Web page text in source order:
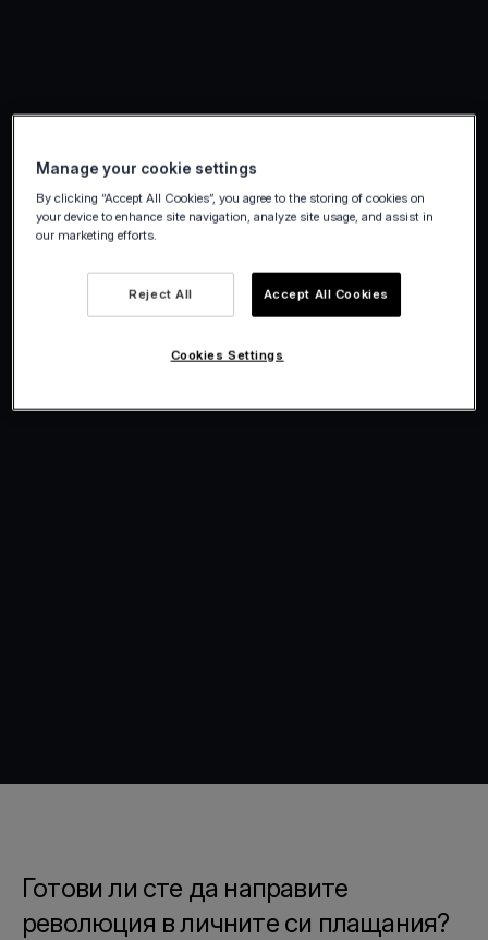
Готови ли сте да направите
революция в личните си плащания?
Manage your cookie settings
By clicking “Accept All Cookies”, you agree to the storing of cookies on
your device to enhance site navigation, analyze site usage, and assist in
our marketing efforts.
Reject All Accept All Cookies
Cookies Settings